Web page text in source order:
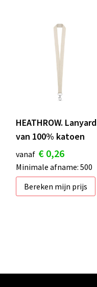
HEATHROW. Lanyard
van 100% katoen
vanaf € 0,26
Minimale afname: 500
Bereken mijn prijs